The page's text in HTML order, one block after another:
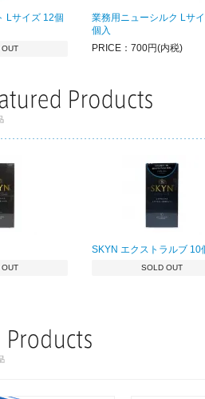
Lサイズ 12個
業務用ニューシルク Lサ
個入
PRICE：700円(内税)
SKYN エクストラルブ 10
SOLD OUT